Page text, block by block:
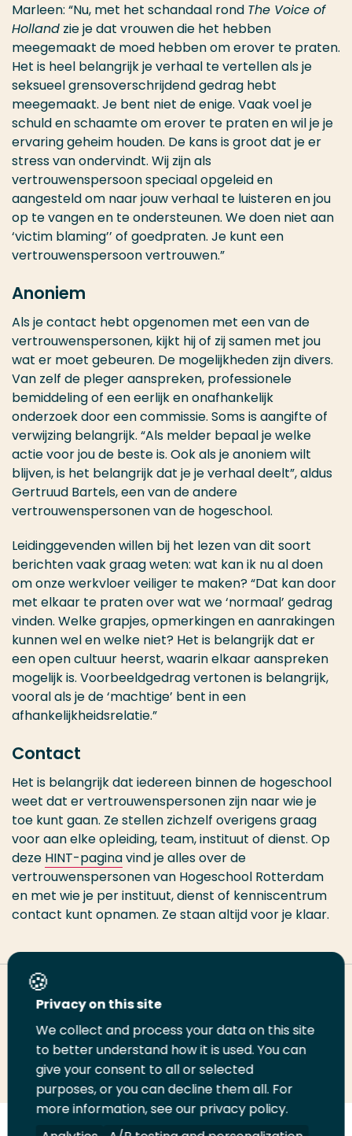
Marleen: “Nu, met het schandaal rond The Voice of
Holland zie je dat vrouwen die het hebben
meegemaakt de moed hebben om erover te praten.
Het is heel belangrijk je verhaal te vertellen als je
seksueel grensoverschrijdend gedrag hebt
meegemaakt. Je bent niet de enige. Vaak voel je
schuld en schaamte om erover te praten en wil je je
ervaring geheim houden. De kans is groot dat je er
stress van ondervindt. Wij zijn als
vertrouwenspersoon speciaal opgeleid en
aangesteld om naar jouw verhaal te luisteren en jou
op te vangen en te ondersteunen. We doen niet aan
‘victim blaming’’ of goedpraten. Je kunt een
vertrouwenspersoon vertrouwen.”
Anoniem
Als je contact hebt opgenomen met een van de
vertrouwenspersonen, kijkt hij of zij samen met jou
wat er moet gebeuren. De mogelijkheden zijn divers.
Van zelf de pleger aanspreken, professionele
bemiddeling of een eerlijk en onafhankelijk
onderzoek door een commissie. Soms is aangifte of
verwijzing belangrijk. “Als melder bepaal je welke
actie voor jou de beste is. Ook als je anoniem wilt
blijven, is het belangrijk dat je je verhaal deelt”,aldus
Gertruud Bartels, een van de andere
vertrouwenspersonen van de hogeschool.
Leidinggevenden willen bij het lezen van dit soort
berichten vaak graag weten: wat kan ik nu al doen
om onze werkvloer veiliger te maken? “Dat kan door
met elkaar te praten over wat we ‘normaal’ gedrag
vinden. Welke grapjes, opmerkingen en aanrakingen
kunnen wel en welke niet? Het is belangrijk dat er
een open cultuur heerst, waarin elkaar aanspreken
mogelijk is. Voorbeeldgedrag vertonen is belangrijk,
vooral als je de ‘machtige’ bent in een
afhankelijkheidsrelatie.”
Contact
Het is belangrijk dat iedereen binnen de hogeschool
weet dat er vertrouwenspersonen zijn naar wie je
toe kunt gaan. Ze stellen zichzelf overigens graag
voor aan elke opleiding, team, instituut of dienst. Op
deze HINT-paginavind je alles over de
vertrouwenspersonen van Hogeschool Rotterdam
en met wie je per instituut, dienst of kenniscentrum
contact kunt opnamen. Ze staan altijd voor je klaar.
Deel deze pagina
Deel
LinkedIn
Deel
op
Twitter
Deel
op
Facebook
Email
deze
pagina
Print
deze
pagina
Privacy on this site
We collect and process your data on this site
to better understand how it is used. You can
give your consent to all or selected
purposes, or you can decline them all. For
more information, see our privacy policy.